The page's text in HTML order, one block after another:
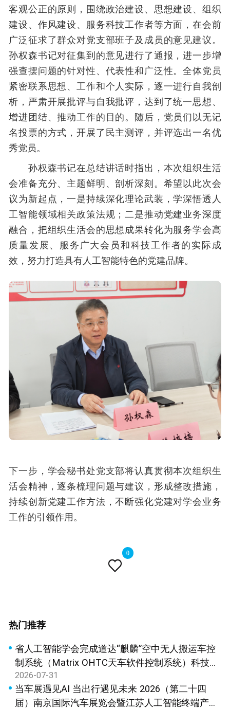

0
客观公正的原则，围绕政治建设、思想建设、组织
建设、作风建设、服务科技工作者等方面，在会前
广泛征求了群众对党支部班子及成员的意见建议。
孙权森书记对征集到的意见进行了通报，进一步增
强查摆问题的针对性、代表性和广泛性。全体党员
紧密联系思想、工作和个人实际，逐一进行自我剖
析，严肃开展批评与自我批评，达到了统一思想、
增进团结、推动工作的目的。随后，党员们以无记
名投票的方式，开展了民主测评，并评选出一名优
秀党员。
孙权森书记在总结讲话时指出，本次组织生活
会准备充分、主题鲜明、剖析深刻。希望以此次会
议为新起点，一是持续深化理论武装，学深悟透人
工智能领域相关政策法规；二是推动党建业务深度
融合，把组织生活会的思想成果转化为服务学会高
质量发展、服务广大会员和科技工作者的实际成
效，努力打造具有人工智能特色的党建品牌。
下一步，学会秘书处党支部将认真贯彻本次组织生
活会精神，逐条梳理问题与建议，形成整改措施，
持续创新党建工作方法，不断强化党建对学会业务
工作的引领作用。
热门推荐
省人工智能学会完成道达“麒麟”空中无人搬运车控
制系统（Matrix OHTC天车软件控制系统）科技成
果鉴定
2026-07-31
当车展遇见AI 当出行遇见未来 2026（第二十四
届）南京国际汽车展览会暨江苏人工智能终端产品